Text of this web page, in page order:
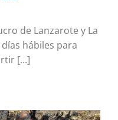
de Lanzarote y La
hábiles para
[...]